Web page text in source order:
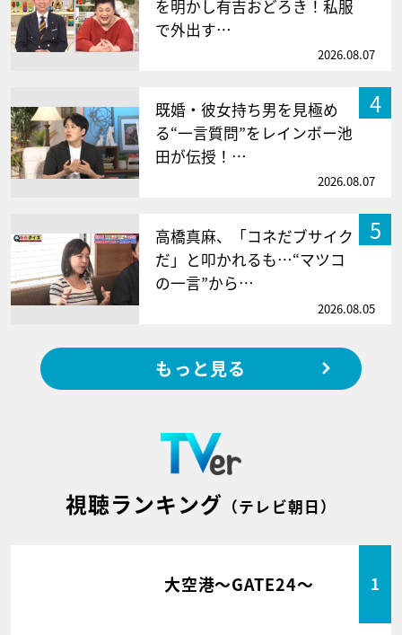
を明かし有吉おどろき！私服
で外出す…
2026.08.07
4
既婚・彼女持ち男を見極め
る“一言質問”をレインボー池
田が伝授！…
2026.08.07
5
高橋真麻、「コネだブサイク
だ」と叩かれるも…“マツコ
の一言”から…
2026.08.05
もっと見る
視聴ランキング （テレビ朝日）
大空港～GATE24～ 1